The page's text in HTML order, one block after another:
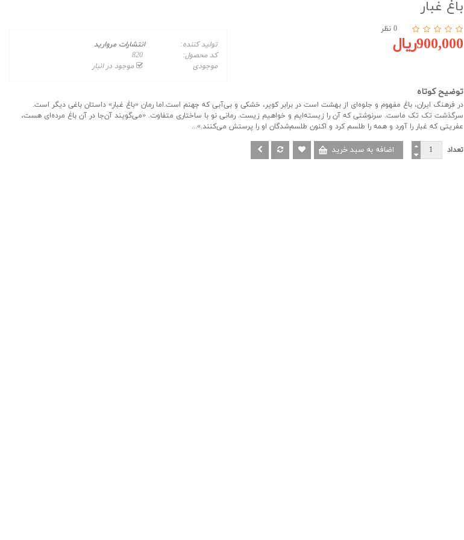
باغ غبار
0 نظر
900,000ریال تولید کننده:
انتشارات مروارید
کد محصول:
موجودی
موجود در انبار
توضیح کوتاه
در فرهنگ ایران، باغ مفهوم و جلوه‌ای از بهشت است در برابر کویر، خشکی و بی‌آبی که جهنم است.اما رمان «باغ غبار» داستان‌ باغی دیگر است.
سرگذشت تک تک ماست. سرنوشتی که آن را زیسته‌ایم و خواهیم زیست. رمانی نو با ساختاری متفاوت. «می‌گویند آن‌جا در آن باغ مرده‌ای هست،
عفریتی که غبار را آورد و همه را طلسم کرد و اکنون طلسم‌شدگان او را پرستش می‌کنند.»...
تعداد